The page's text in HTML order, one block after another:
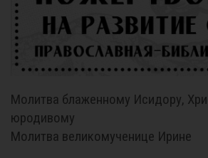
Молитва блаженному Исидору,
юродивому
Молитва великомученице Ирине